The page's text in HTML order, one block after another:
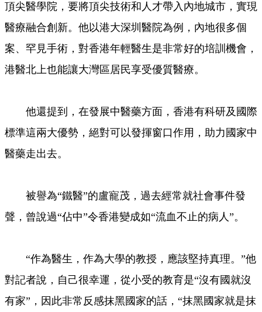
頂尖醫學院，要將頂尖技術和人才帶入內地城市，實現
醫療融合創新。他以港大深圳醫院為例，內地很多個
案、罕見手術，對香港年輕醫生是非常好的培訓機會，
港醫北上也能讓大灣區居民享受優質醫療。
他還提到，在發展中醫藥方面，香港有科研及國際
標準這兩大優勢，絕對可以發揮窗口作用，助力國家中
醫藥走出去。
被譽為“鐵醫”的盧寵茂，過去經常就社會事件發
聲，曾說過“佔中”令香港變成如“流血不止的病人”。
“作為醫生，作為大學的教授，應該堅持真理。”他
對記者說，自己很幸運，從小受的教育是“沒有國就沒
有家”，因此非常反感抹黑國家的話，“抹黑國家就是抹